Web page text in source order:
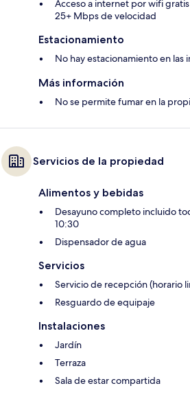
Acceso a internet por wifi
25+ Mbps de velocidad
Estacionamiento
No hay estacionamiento en las
Más información
No se permite fumar en la
Servicios de la propiedad
Alimentos y bebidas
Desayuno completo incluido
10:30
Dispensador de agua
Servicios
Servicio de recepción (horario
Resguardo de equipaje
Instalaciones
Jardín
Terraza
Sala de estar compartida